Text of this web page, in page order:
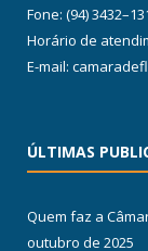
Fone: (94)
Horário de
E-mail:
ÚLTIMAS
Quem faz a
outubro de 2025